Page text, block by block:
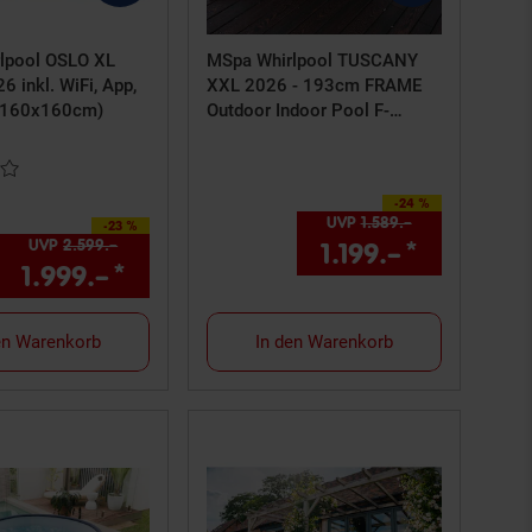
am Seitenende
359,–€ Sternchen Fußnote, Details am
OSLO XL
inkl. WiFi, App,
4 von 5 Sternen
-23 %
Sie Sparen 23 Prozent,
UVP2.599.–
1.999.–* Aktueller Preis: 1999,–€
Warenkorb
MSpa Whirlpool TUSCANY
XXL 2026 - 193cm FRAME
Outdoor Indoor Pool F-
-24 %
Sie Sparen 24 Prozent,
UVP1.589.–UVP : 1589,–€
1.199.–*
In den Warenkorb